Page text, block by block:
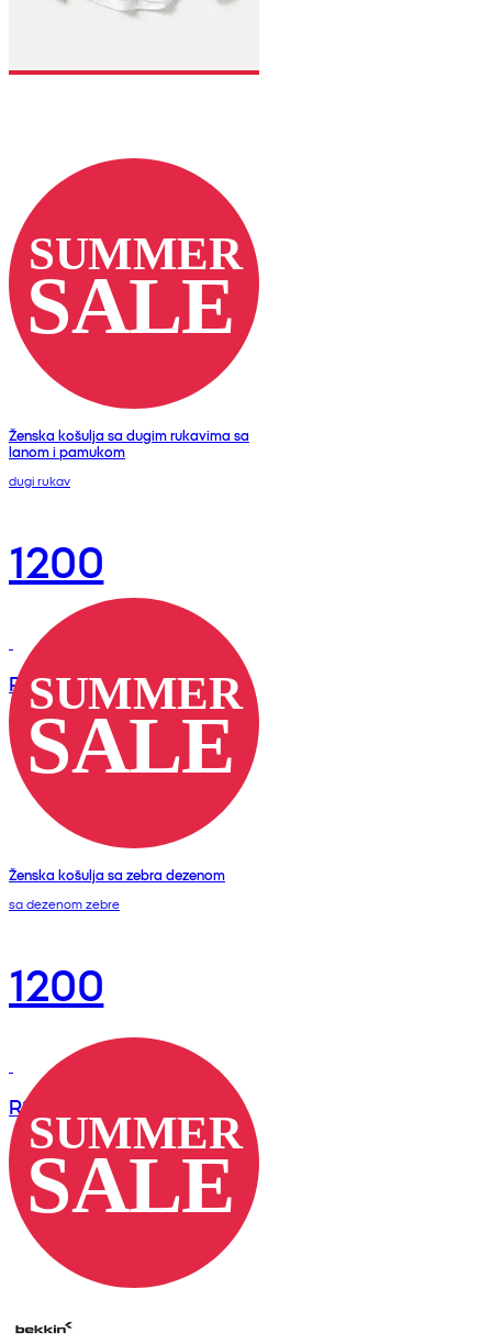
Ženska košulja sa dugim rukavima sa
lanom i pamukom
dugi rukav
1200
RSD
Ženska košulja sa zebra dezenom
sa dezenom zebre
1200
RSD